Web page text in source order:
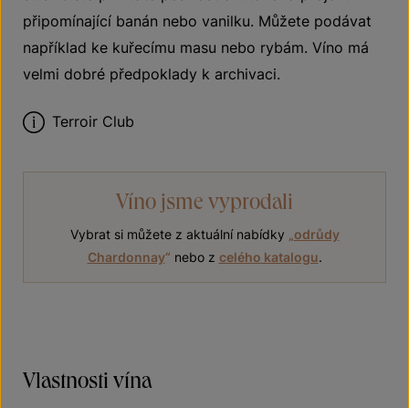
připomínající banán nebo vanilku. Můžete podávat
například ke kuřecímu masu nebo rybám. Víno má
velmi dobré předpoklady k archivaci.
Terroir Club
Víno jsme vyprodali
Vybrat si můžete z aktuální nabídky
odrůdy
Chardonnay“ nebo z celého katalogu.
Vlastnosti vína